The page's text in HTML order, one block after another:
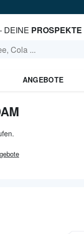
- DEINE PROSPEKTE
ANGEBOTE